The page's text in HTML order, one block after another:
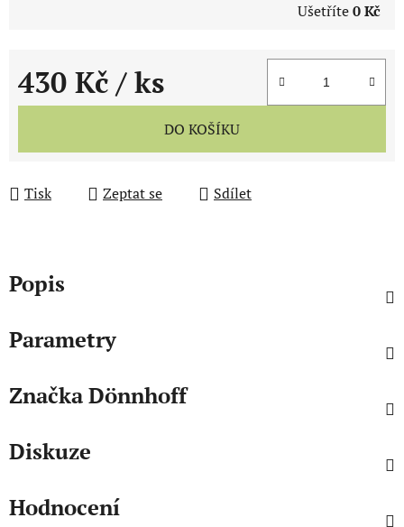
Ušetříte0 Kč
430 Kč / ks
Měrná cena:
DO KOŠÍKU
Tisk Zeptat se Sdílet
Popis
Parametry
ZnačkaDönnhoff
Diskuze
Hodnocení